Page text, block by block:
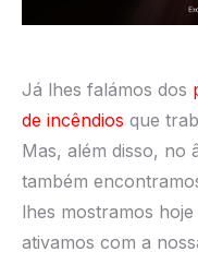
Já lhes falámos dos
de incêndios que
Mas, além disso, no
também
lhes mostramos
ativamos com a